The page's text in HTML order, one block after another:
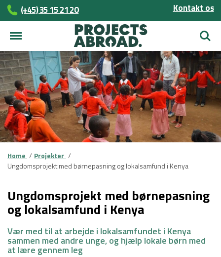
(+45)­­ 35 15 21 20 Kontakt os
Søg
Home
Projekter
Ungdomsprojekt med børnepasning og lokalsamfund i Kenya
Ungdomsprojekt med børnepasning
og lokalsamfund i Kenya
Vær med til at arbejde i lokalsamfundet i Kenya
sammen med andre unge, og hjælp lokale børn med
at lære gennem leg